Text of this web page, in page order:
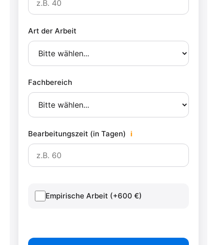
Art der Arbeit
Fachbereich
Bearbeitungszeit (in Tagen) ℹ
Empirische Arbeit (+600 €)